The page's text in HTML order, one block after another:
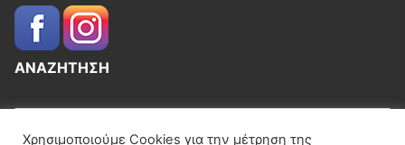
ΑΝΑΖΗΤΗΣΗ
Χρησιμοποιούμε Cookies για την μέτρηση της